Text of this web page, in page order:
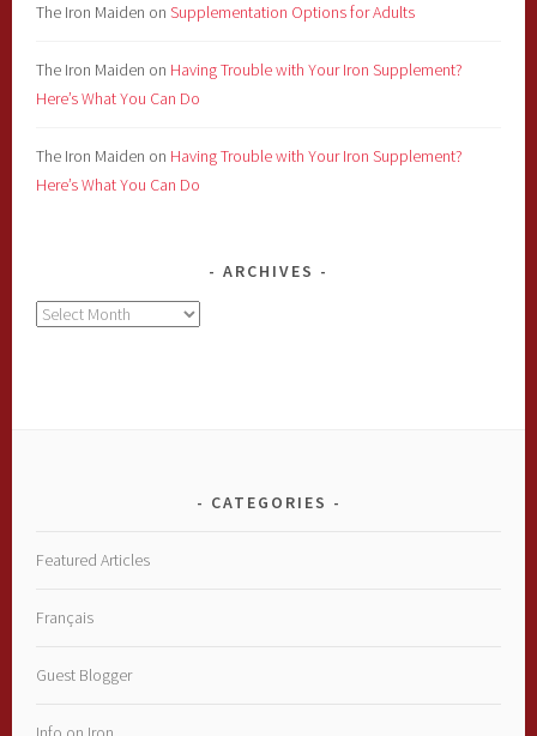
The Iron Maiden onSupplementation Options for Adults
The Iron Maiden on Having Trouble with Your Iron Supplement?
Here’s What You Can Do
The Iron Maiden on Having Trouble with Your Iron Supplement?
Here’s What You Can Do
ARCHIVES
Archives
CATEGORIES
Featured Articles
Français
Guest Blogger